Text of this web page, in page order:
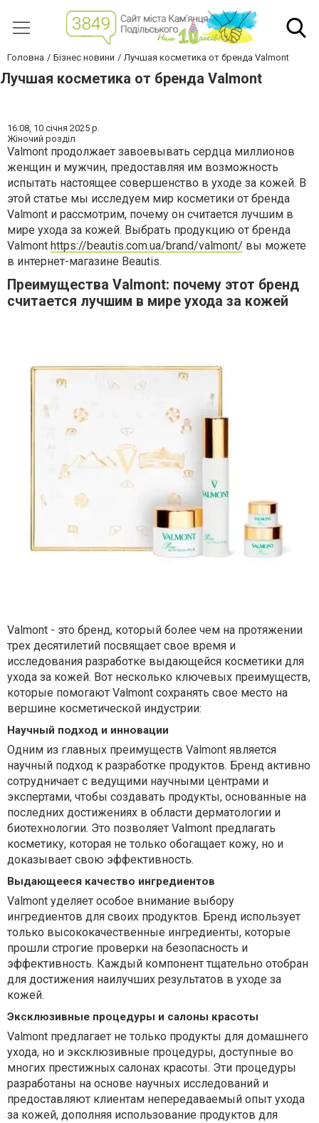
Головна Бізнес новини Лучшая косметика от бренда Valmont
Лучшая косметика от бренда Valmont
16:08, 10 січня 2025 р.
Жіночий розділ
Valmont продолжает завоевывать сердца миллионов
женщин и мужчин, предоставляя им возможность
испытать настоящее совершенство в уходе за кожей. В
этой статье мы исследуем мир косметики от бренда
Valmont и рассмотрим, почему он считается лучшим в
мире ухода за кожей. Выбрать продукцию от бренда
Valmont https://beautis.com.ua/brand/valmont/ вы можете
в интернет-магазине Beautis.
Преимущества Valmont: почему этот бренд
считается лучшим в мире ухода за кожей
Valmont - это бренд, который более чем на протяжении
трех десятилетий посвящает свое время и
исследования разработке выдающейся косметики для
ухода за кожей. Вот несколько ключевых преимуществ,
которые помогают Valmont сохранять свое место на
вершине косметической индустрии:
Научный подход и инновации
Одним из главных преимуществ Valmont является
научный подход к разработке продуктов. Бренд активно
сотрудничает с ведущими научными центрами и
экспертами, чтобы создавать продукты, основанные на
последних достижениях в области дерматологии и
биотехнологии. Это позволяет Valmont предлагать
косметику, которая не только обогащает кожу, но и
доказывает свою эффективность.
Выдающееся качество ингредиентов
Valmont уделяет особое внимание выбору
ингредиентов для своих продуктов. Бренд использует
только высококачественные ингредиенты, которые
прошли строгие проверки на безопасность и
эффективность. Каждый компонент тщательно отобран
для достижения наилучших результатов в уходе за
кожей.
Эксклюзивные процедуры и салоны красоты
Valmont предлагает не только продукты для домашнего
ухода, но и эксклюзивные процедуры, доступные во
многих престижных салонах красоты. Эти процедуры
разработаны на основе научных исследований и
предоставляют клиентам непередаваемый опыт ухода
за кожей, дополняя использование продуктов для